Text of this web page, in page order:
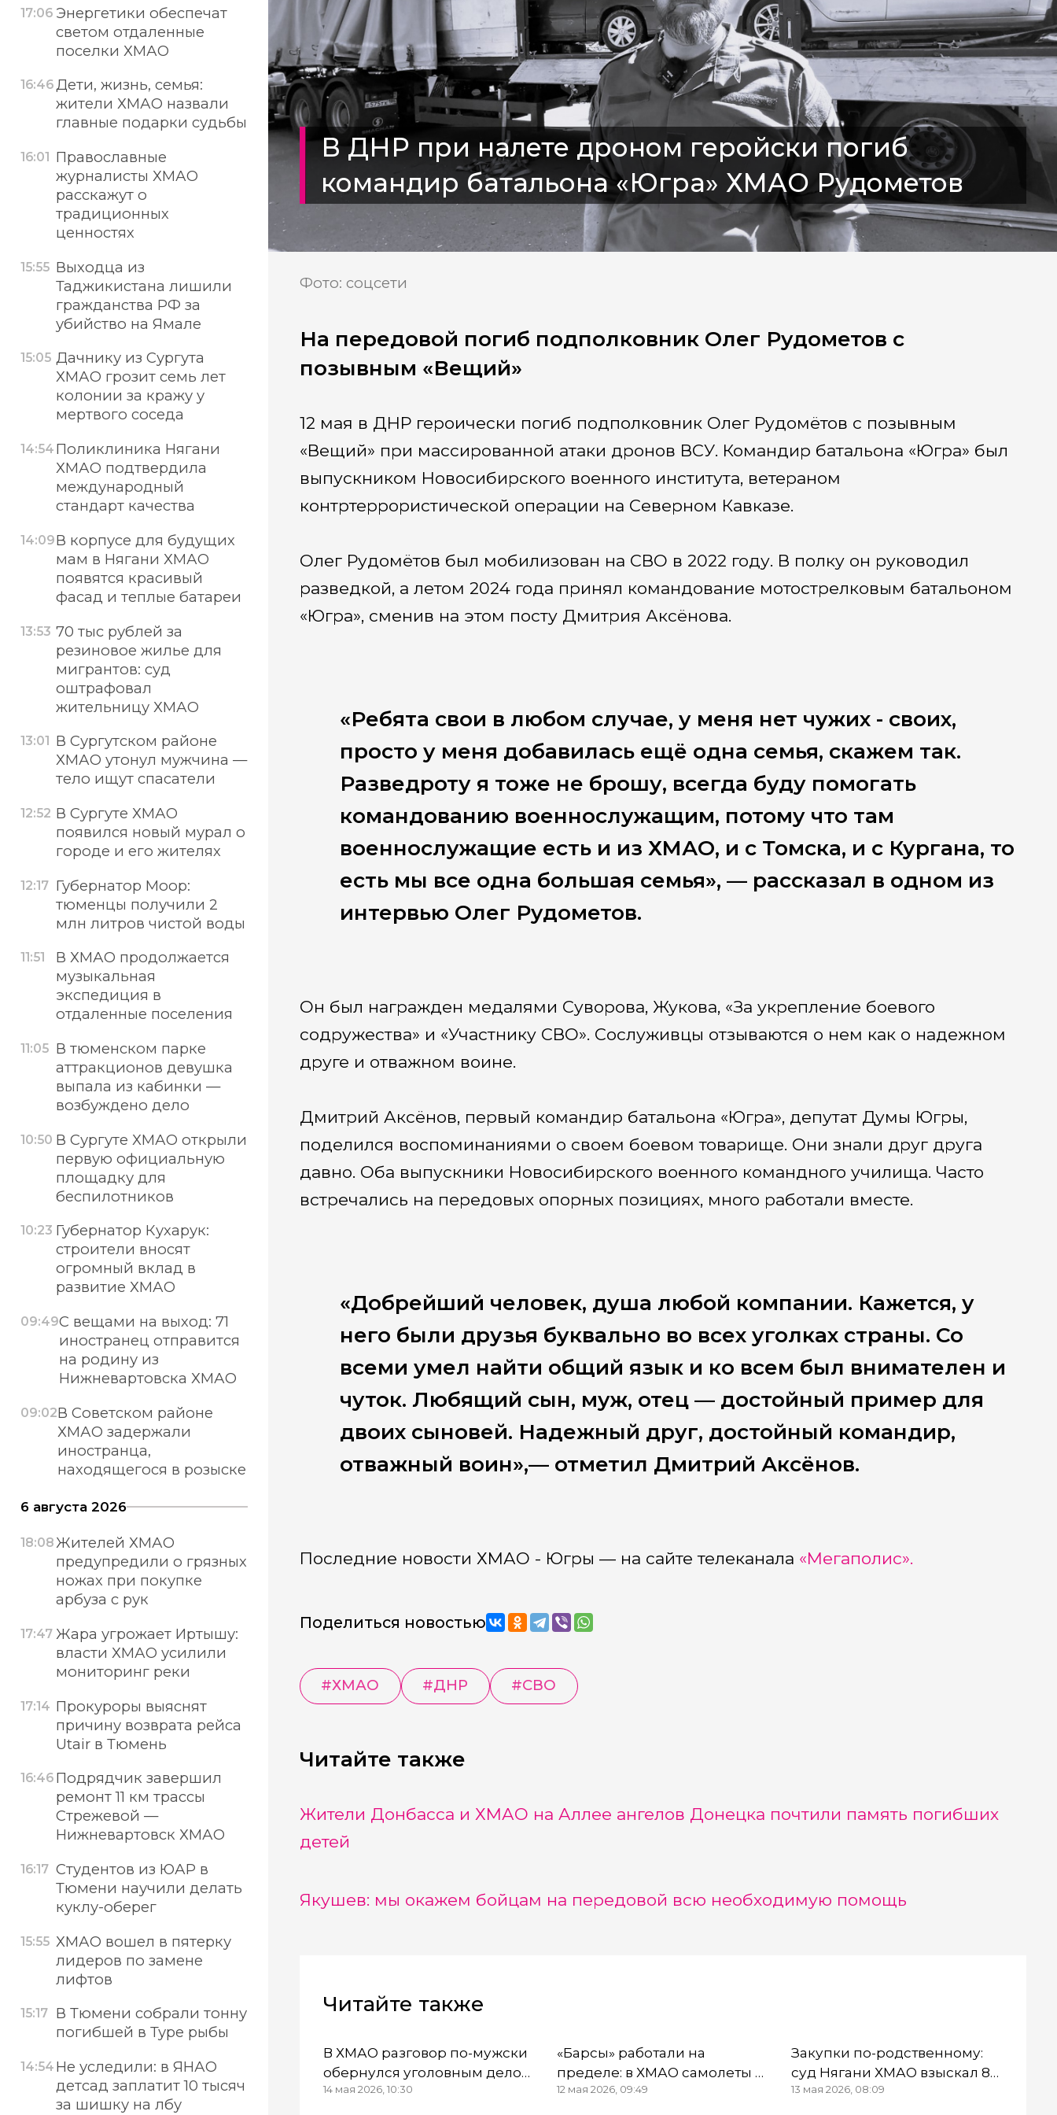
В ДНР при налете дроном геройски погиб
командир батальона «Югра» ХМАО Рудометов
Фото: соцсети
На передовой погиб подполковник Олег Рудометов с
позывным «Вещий»
12 мая в ДНР героически погиб подполковник Олег Рудомётов с позывным
«Вещий» при массированной атаки дронов ВСУ. Командир батальона «Югра» был
выпускником Новосибирского военного института, ветераном
контртеррористической операции на Северном Кавказе.
Олег Рудомётов был мобилизован на СВО в 2022 году. В полку он руководил
разведкой, а летом 2024 года принял командование мотострелковым батальоном
«Югра», сменив на этом посту Дмитрия Аксёнова.
«Ребята свои в любом случае, у меня нет чужих - своих,
просто у меня добавилась ещё одна семья, скажем так.
Разведроту я тоже не брошу, всегда буду помогать
командованию военнослужащим, потому что там
военнослужащие есть и из ХМАО, и с Томска, и с Кургана, то
есть мы все одна большая семья», — рассказал в одном из
интервью Олег Рудометов.
Он был награжден медалями Суворова, Жукова, «За укрепление боевого
содружества» и «Участнику СВО». Сослуживцы отзываются о нем как о надежном
друге и отважном воине.
Дмитрий Аксёнов, первый командир батальона «Югра», депутат Думы Югры,
поделился воспоминаниями о своем боевом товарище. Они знали друг друга
давно. Оба выпускники Новосибирского военного командного училища. Часто
встречались на передовых опорных позициях, много работали вместе.
«Добрейший человек, душа любой компании. Кажется, у
него были друзья буквально во всех уголках страны. Со
всеми умел найти общий язык и ко всем был внимателен и
чуток. Любящий сын, муж, отец — достойный пример для
двоих сыновей. Надежный друг, достойный командир,
отважный воин»,— отметил Дмитрий Аксёнов.
Последние новости ХМАО - Югры — на сайте телеканала «Мегаполис».
Поделиться новостью
#ХМАО #ДНР #СВО
Читайте также
Жители Донбасса и ХМАО на Аллее ангелов Донецка почтили память погибших
детей
Якушев: мы окажем бойцам на передовой всю необходимую помощь
Читайте также
В ХМАО разговор по-мужски
обернулся уголовным делом
для медсестры и пяти
14 мая 2026, 10:30
«Барсы» работали на
пределе: в ХМАО самолеты с
портретами героев в
12 мая 2026, 09:49
Закупки по-родственному:
суд Нягани ХМАО взыскал 8
млн рублей с Иванковых по
13 мая 2026, 08:09
17:06 Энергетики обеспечат
светом отдаленные
поселки ХМАО
16:46Дети, жизнь, семья:
жители ХМАО назвали
главные подарки судьбы
16:01 Православные
журналисты ХМАО
расскажут о
традиционных
ценностях
15:55 Выходца из
Таджикистана лишили
гражданства РФ за
убийство на Ямале
15:05 Дачнику из Сургута
ХМАО грозит семь лет
колонии за кражу у
мертвого соседа
14:54 Поликлиника Нягани
ХМАО подтвердила
международный
стандарт качества
14:09В корпусе для будущих
мам в Нягани ХМАО
появятся красивый
фасад и теплые батареи
13:53 70 тыс рублей за
резиновое жилье для
мигрантов: суд
оштрафовал
жительницу ХМАО
13:01
В Сургутском районе
ХМАО утонул мужчина —
тело ищут спасатели
12:52 В Сургуте ХМАО
появился новый мурал о
городе и его жителях
12:17 Губернатор Моор:
тюменцы получили 2
млн литров чистой воды
11:51
В ХМАО продолжается
музыкальная
экспедиция в
отдаленные поселения
11:05 В тюменском парке
аттракционов девушка
выпала из кабинки —
возбуждено дело
10:50 В Сургуте ХМАО открыли
первую официальную
площадку для
беспилотников
10:23 Губернатор Кухарук:
строители вносят
огромный вклад в
развитие ХМАО
09:49С вещами на выход: 71
иностранец отправится
на родину из
Нижневартовска ХМАО
09:02В Советском районе
ХМАО задержали
иностранца,
находящегося в розыске
6 августа 2026
18:08Жителей ХМАО
предупредили о грязных
ножах при покупке
арбуза с рук
17:47 Жара угрожает Иртышу:
власти ХМАО усилили
мониторинг реки
17:14 Прокуроры выяснят
причину возврата рейса
Utair в Тюмень
16:46 Подрядчик завершил
ремонт 11 км трассы
Стрежевой —
Нижневартовск ХМАО
16:17 Студентов из ЮАР в
Тюмени научили делать
куклу-оберег
15:55 ХМАО вошел в пятерку
лидеров по замене
лифтов
15:17 В Тюмени собрали тонну
погибшей в Туре рыбы
14:54 Не уследили: в ЯНАО
детсад заплатит 10 тысяч
за шишку на лбу